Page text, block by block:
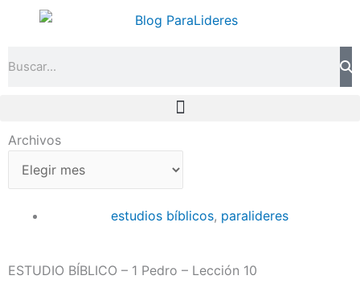
Archivos
Archivos
estudios bíblicos, paralideres
ESTUDIO BÍBLICO – 1 Pedro – Lección 10